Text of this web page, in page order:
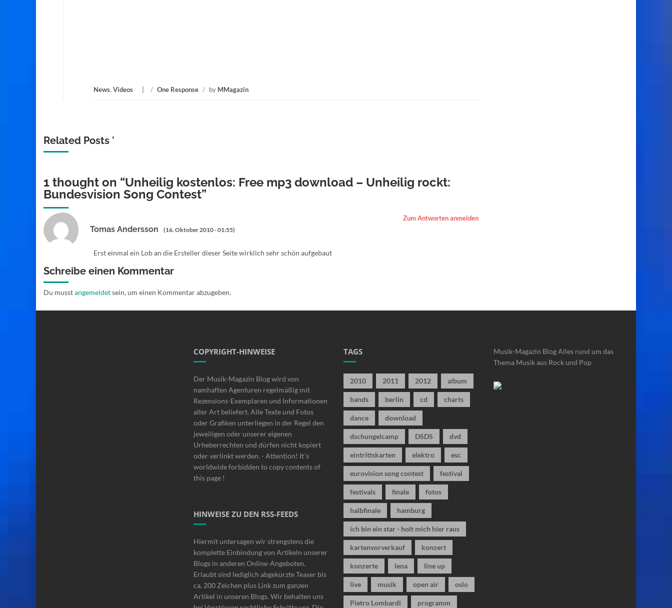
News, Videos / One Response / by MMagazin
Related Posts '
1 thought on “Unheilig kostenlos: Free mp3 download – Unheilig rockt:
Bundesvision Song Contest”
Tomas Andersson (16. Oktober 2010 - 01:55)
Zum Antworten anmelden
Erst einmal ein Lob an die Ersteller dieser Seite wirklich sehr schön aufgebaut
Schreibe einen Kommentar
Du musstangemeldetsein, um einen Kommentar abzugeben.
COPYRIGHT-HINWEISE
Der Musik-Magazin Blog wird von
namhaften Agenturen regelmäßig mit
Rezensions-Exemplaren und Informationen
aller Art beliefert. Alle Texte und Fotos
oder Grafiken unterliegen in der Regel den
jeweiligen oder unserer eigenen
Urheberrechten und dürfen nicht kopiert
oder verlinkt werden. - Attention! It´s
worldwide forbidden to copy contents of
this page !
HINWEISE ZU DEN RSS-FEEDS
Hiermit untersagen wir strengstens die
komplette Einbindung von Artikeln unserer
Blogs in anderen Online-Angeboten.
Erlaubt sind lediglich abgekürzte Teaser bis
ca. 200 Zeichen plus Link zum ganzen
Artikel in unseren Blogs. Wir behalten uns
TAGS
2010 2011 2012 album
bands berlin cd charts
dance download
dschungelcamp DSDS dvd
eintrittskarten elektro esc
eurovision song contest festival
festivals finale fotos
halbfinale hamburg
ich bin ein star - holt mich hier raus
kartenvorverkauf konzert
konzerte lena line up
live musik open air oslo
Pietro Lombardi programm
Musik-Magazin BlogAlles rund um das
Thema Musik aus Rock und Pop